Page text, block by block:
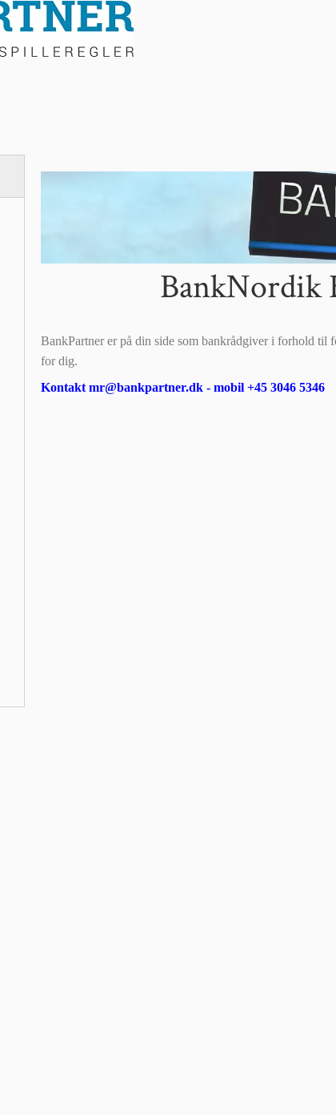
BankNordik
BankPartner er på din side som bankrådgiver i forhold
for dig.
Kontakt mr@bankpartner.dk - mobil +45 3046 5346